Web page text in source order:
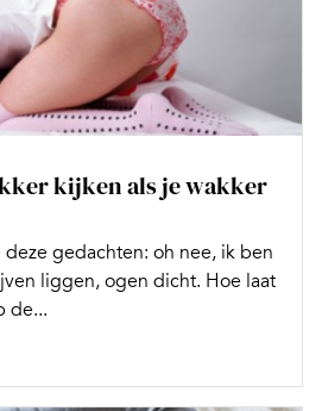
kijken als je wakker
gedachten: oh nee, ik ben
liggen, ogen dicht. Hoe laat
de...